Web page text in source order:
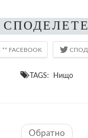
СПОДЕЛЕТЕ
TAGS: Нищо
Обратно